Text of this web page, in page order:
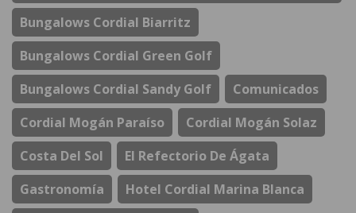
Bungalows Cordial Biarritz
Bungalows Cordial Green Golf
Bungalows Cordial Sandy Golf
Comunicados
Cordial Mogán Paraíso
Cordial Mogán Solaz
Costa Del Sol
El Refectorio De Ágata
Gastronomía
Hotel Cordial Marina Blanca